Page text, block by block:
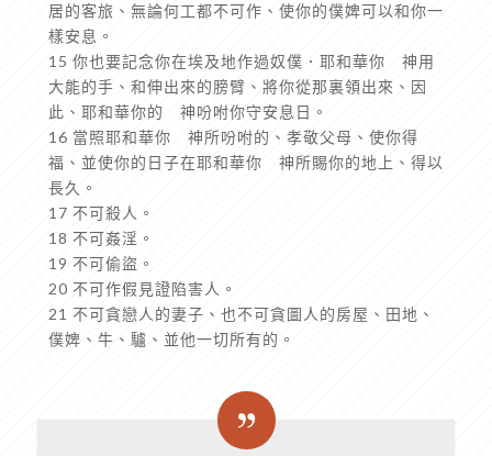
居的客旅、無論何工都不可作、使你的僕婢可以和你一
樣安息。
15 你也要記念你在埃及地作過奴僕．耶和華你 神用
大能的手、和伸出來的膀臂、將你從那裏領出來、因
此、耶和華你的 神吩咐你守安息日。
16 當照耶和華你 神所吩咐的、孝敬父母、使你得
福、並使你的日子在耶和華你 神所賜你的地上、得以
長久。
17 不可殺人。
18 不可姦淫。
19 不可偷盜。
20 不可作假見證陷害人。
21 不可貪戀人的妻子、也不可貪圖人的房屋、田地、
僕婢、牛、驢、並他一切所有的。